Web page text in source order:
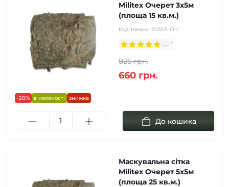
-20% в наявності знижка
Militex Очерет 3х5м
(площа 15 кв.м.)
Код товару: 20305-ОЧ
1
825 грн.
660 грн.
До кошика
Маскувальна сітка
Militex Очерет 5х5м
(площа 25 кв.м.)